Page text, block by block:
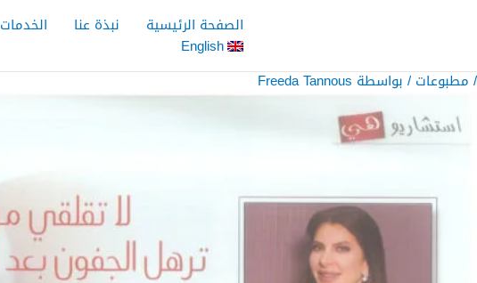
الصفحة الرئيسية نبذة عنا الخدمات
English
/ مطبوعات / بواسطة Freeda Tannous